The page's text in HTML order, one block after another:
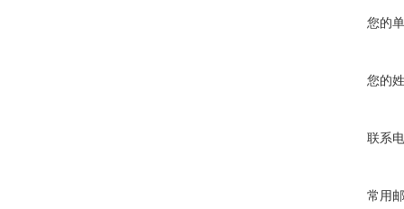
您的
您的
联系
常用